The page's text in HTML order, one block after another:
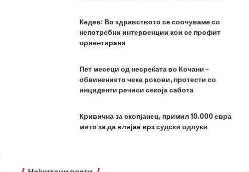
Кедев: Во здравството се соочуваме со
непотребни интервенции кои се профит
ориентирани
Пет месеци од несреќата во Кочани –
обвинението чека рокови, протести со
инциденти речиси секоја сабота
Кривична за скопјанец, примил 10.000 евра
мито за да влијае врз судски одлуки